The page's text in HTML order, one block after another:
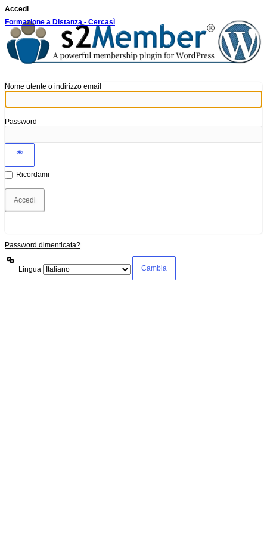
Accedi
Formazione a Distanza - Cercasì
Nome utente o indirizzo email
Password
Ricordami
Password dimenticata?
Lingua